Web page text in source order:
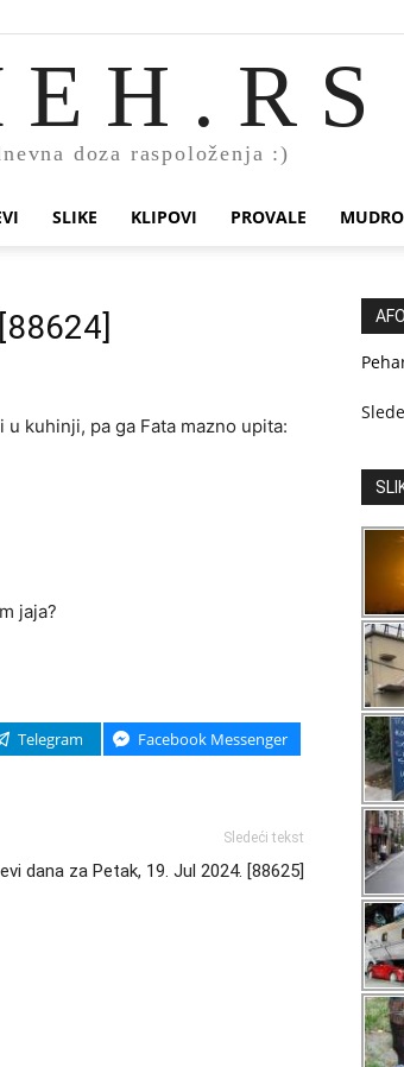
E H . R S
doza raspoloženja :)
SLIKE KLIPOVI PROVALE
kuhinji, pa ga Fata mazno upita:
jaja?
Telegram Facebook Messenger
Sledeći tekst
dana za Petak, 19. Jul 2024. [88625]